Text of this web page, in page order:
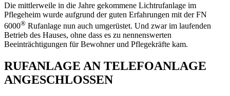
Die mittlerweile in die Jahre gekommene Lichtrufanlage im
Pflegeheim wurde aufgrund der guten Erfahrungen mit der FN
6000® Rufanlage nun auch umgerüstet. Und zwar im laufenden
Betrieb des Hauses, ohne dass es zu nennenswerten
Beeinträchtigungen für Bewohner und Pflegekräfte kam.
RUFANLAGE AN TELEFOANLAGE
ANGESCHLOSSEN